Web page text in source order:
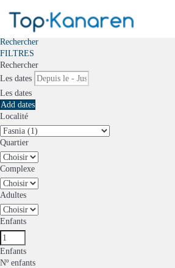
Rechercher
FILTRES
Rechercher
Les dates
Les dates
Add dates
Localité
Quartier
Complexe
Adultes
Enfants
Enfants
Nº enfants